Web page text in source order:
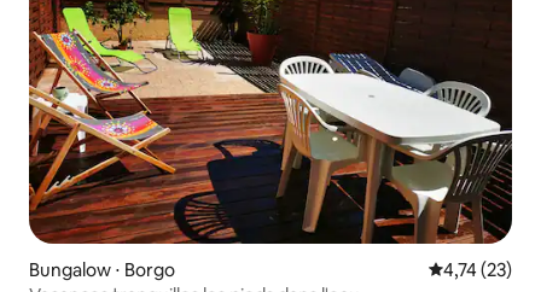
Bungalow ⋅ Borgo Évaluation
4,74 (23)